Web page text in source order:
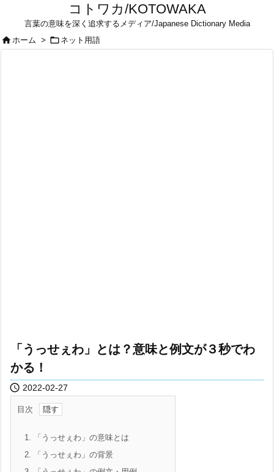
コトワカ/KOTOWAKA
言葉の意味を深く追求するメディア/Japanese Dictionary Media
ホーム >  ネット用語
「うっせぇわ」とは？意味と例文が３秒でわ
かる！
 2022-02-27
目次
1. 「うっせぇわ」の意味とは
2. 「うっせぇわ」の背景